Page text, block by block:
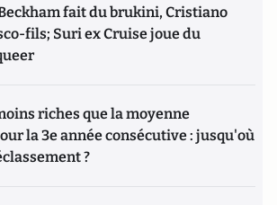
fait du brukini, Cristiano
fils; Suri ex Cruise joue du
riches que la moyenne
la 3e année consécutive : jusqu'où
?